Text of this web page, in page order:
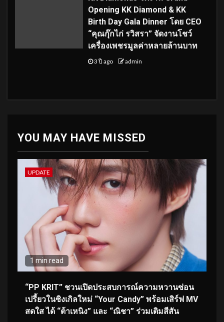
Opening KK Diamond & KK
Birth Day Gala Dinner โดย CEO
“คุณกุ๊กไก่ รวิสรา” จัดงานโชว์
เครื่องเพชรมูลค่าหลายล้านบาท
3 ปี ago admin
YOU MAY HAVE MISSED
UPDATE
1 min read
“PP KRIT” ชวนเปิดประสบการณ์ความหวานซ่อน
เปรี้ยวในซิงเกิลใหม่ “Your Candy” พร้อมเสิร์ฟ MV
สดใส ได้ “ต้าเหนิง” และ “ณิชา” ร่วมเติมสีสัน